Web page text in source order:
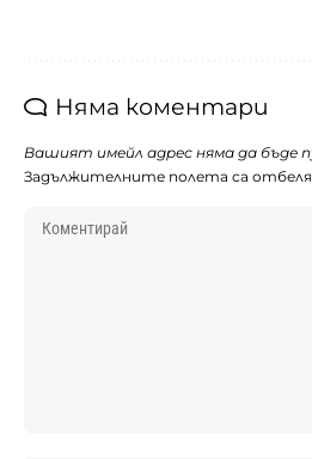
Няма коментари
Вашият имейл адрес няма да бъде
Задължителните полета са